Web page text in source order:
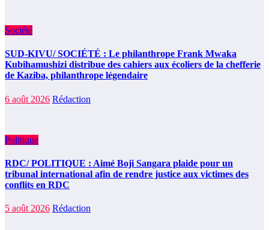
Société
SUD-KIVU/ SOCIÉTÉ : Le philanthrope Frank Mwaka
Kubihamushizi distribue des cahiers aux écoliers de la chefferie
de Kaziba, philanthrope légendaire
6 août 2026 Rédaction
Politique
RDC/ POLITIQUE : Aimé Boji Sangara plaide pour un
tribunal international afin de rendre justice aux victimes des
conflits en RDC
5 août 2026 Rédaction